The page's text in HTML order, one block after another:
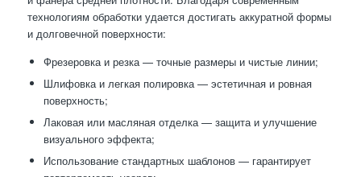
технологиям обработки удается достигать аккуратной формы
и долговечной поверхности:
Фрезеровка и резка — точные размеры и чистые линии;
Шлифовка и легкая полировка — эстетичная и ровная
поверхность;
Лаковая или масляная отделка — защита и улучшение
визуального эффекта;
Использование стандартных шаблонов — гарантирует